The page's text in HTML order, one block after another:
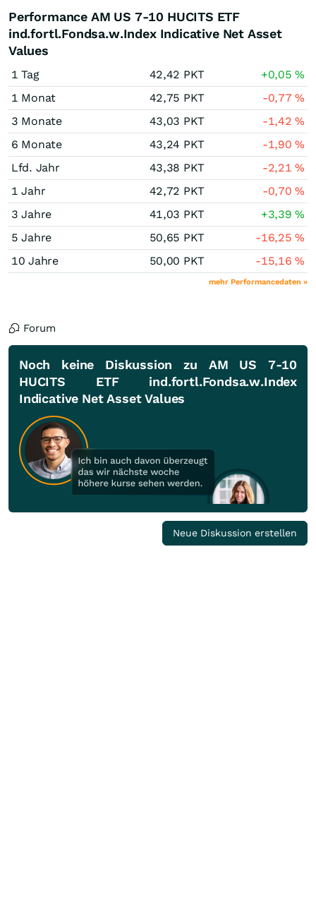
Performance AM US 7-10 HUCITS ETF
ind.fortl.Fondsa.w.Index Indicative Net Asset
Values
1 Tag 42,42 PKT +0,05%
1 Monat
42,75 PKT -0,77%
3 Monate
43,03 PKT -1,42%
6 Monate
43,24 PKT -1,90%
Lfd. Jahr
43,38 PKT -2,21%
1 Jahr
42,72 PKT -0,70%
3 Jahre
41,03 PKT +3,39%
5 Jahre
50,65 PKT -16,25%
10 Jahre
50,00 PKT -15,16%
mehr Performancedaten »
Forum
Noch keine Diskussion zu AM US 7-10
HUCITS ETF ind.fortl.Fondsa.w.Index
Indicative Net Asset Values
Neue Diskussion erstellen